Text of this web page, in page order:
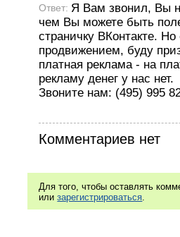
Ответ: Я Вам звонил, Вы
чем Вы можете быть
страничку ВКонтакте.
продвижением, буду
платная реклама - на
рекламу денег у нас нет.
Звоните нам: (495) 995
Комментариев нет
Для того, чтобы оставлять
илизарегистрироваться.